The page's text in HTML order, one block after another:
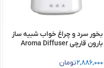
بخور سرد و چراغ خواب شبیه ساز
بارون قارچی Aroma Diffuser
2,886,000تومان